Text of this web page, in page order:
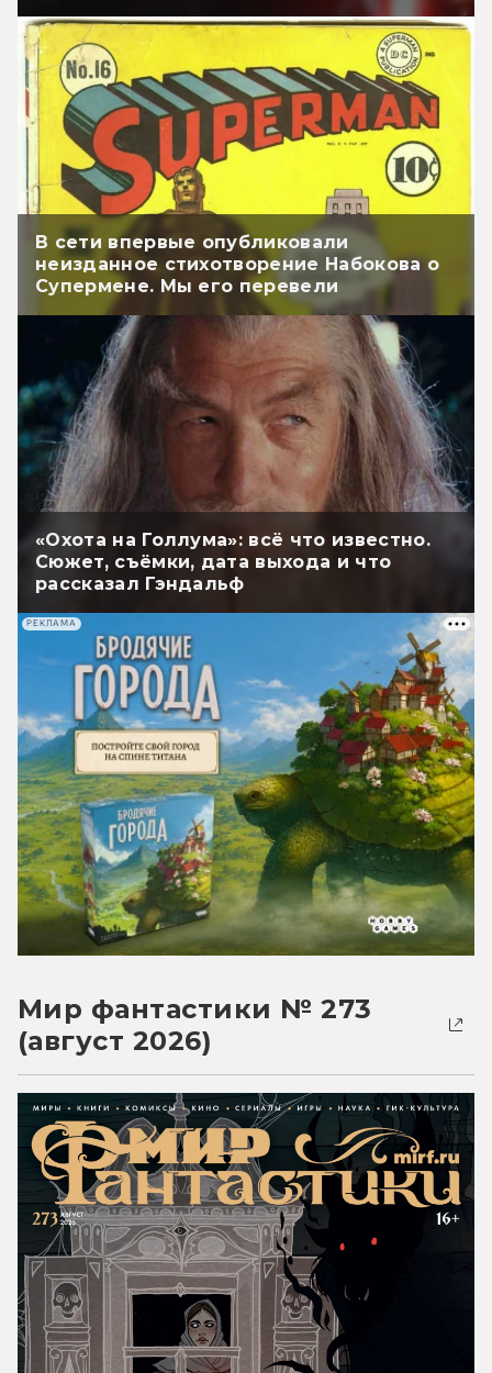
В сети впервые опубликовали
неизданное стихотворение Набокова о
Супермене. Мы его перевели
«Охота на Голлума»: всё что известно.
Сюжет, съёмки, дата выхода и что
рассказал Гэндальф
РЕКЛАМА
Мир фантастики № 273
(август 2026)